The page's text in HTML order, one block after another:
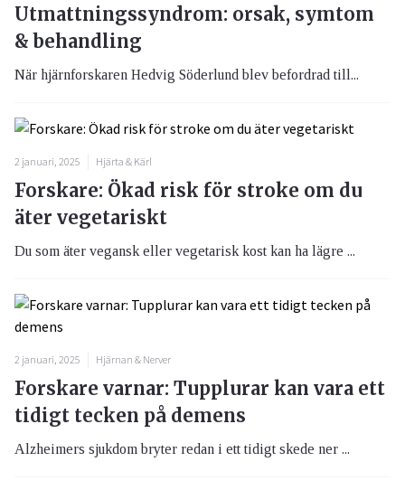
Utmattningssyndrom: orsak, symtom
& behandling
När hjärnforskaren Hedvig Söderlund blev befordrad till...
2 januari, 2025 Hjärta & Kärl
Forskare: Ökad risk för stroke om du
äter vegetariskt
Du som äter vegansk eller vegetarisk kost kan ha lägre ...
2 januari, 2025 Hjärnan & Nerver
Forskare varnar: Tupplurar kan vara ett
tidigt tecken på demens
Alzheimers sjukdom bryter redan i ett tidigt skede ner ...